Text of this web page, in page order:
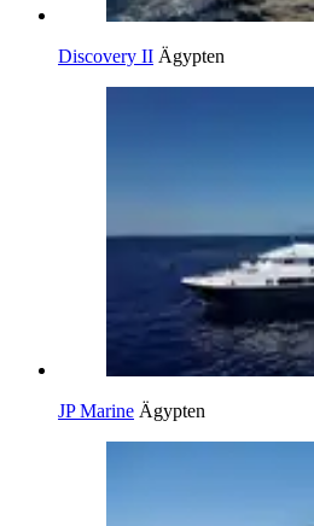
Discovery II Ägypten
JP Marine Ägypten